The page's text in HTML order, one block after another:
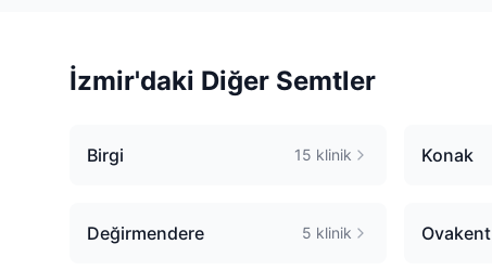
İzmir'daki Diğer Semtler
Birgi 15 klinik Konak
Değirmendere 5 klinik Ovakent